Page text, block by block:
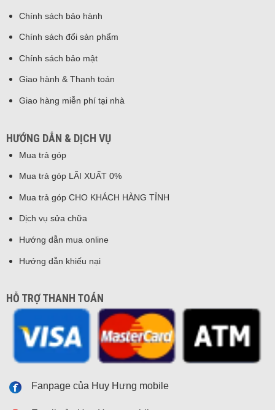
Chính sách bảo hành
Chính sách đổi sản phẩm
Chính sách bảo mật
Giao hành & Thanh toán
Giao hàng miễn phí tại nhà
HƯỚNG DẪN & DỊCH VỤ
Mua trả góp
Mua trả góp LÃI XUẤT 0%
Mua trả góp CHO KHÁCH HÀNG TỈNH
Dịch vụ sửa chữa
Hướng dẫn mua online
Hướng dẫn khiếu nại
HỖ TRỢ THANH TOÁN
Fanpage của Huy Hưng mobile